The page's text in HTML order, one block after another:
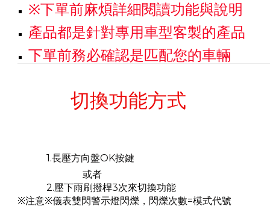
※下單前麻煩詳細閱讀功能與說明
產品都是針對專用車型客製的產品
下單前務必確認是匹配您的車輛
切換功能方式
1.長壓方向盤OK按鍵
或者
2.壓下雨刷撥桿3次來切換功能
※注意※儀表雙閃警示燈閃爍，閃爍次數=模式代號